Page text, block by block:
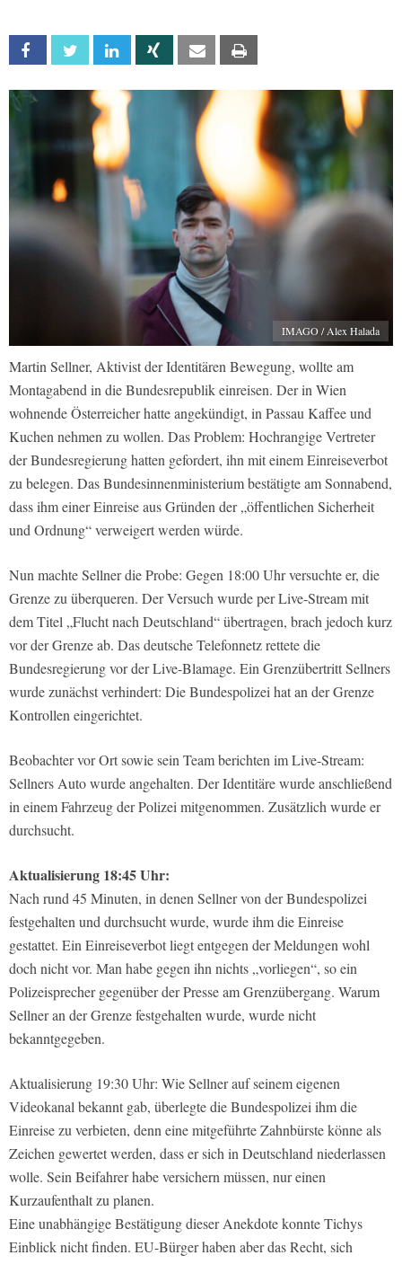
Facebook Twitter Linkedin Xing Email
IMAGO / Alex Halada
Martin Sellner, Aktivist der Identitären Bewegung, wollte am
Montagabend in die Bundesrepublik einreisen. Der in Wien
wohnende Österreicher hatte angekündigt, in Passau Kaffee und
Kuchen nehmen zu wollen. Das Problem: Hochrangige Vertreter
der Bundesregierung hatten gefordert, ihn mit einem Einreiseverbot
zu belegen. Das Bundesinnenministerium bestätigte am Sonnabend,
dass ihm einer Einreise aus Gründen der „öffentlichen Sicherheit
und Ordnung“ verweigert werden würde.
Nun machte Sellner die Probe: Gegen 18:00 Uhr versuchte er, die
Grenze zu überqueren. Der Versuch wurde per Live-Stream mit
dem Titel „Flucht nach Deutschland“ übertragen, brach jedoch kurz
vor der Grenze ab. Das deutsche Telefonnetz rettete die
Bundesregierung vor der Live-Blamage. Ein Grenzübertritt Sellners
wurde zunächst verhindert: Die Bundespolizei hat an der Grenze
Kontrollen eingerichtet.
Beobachter vor Ort sowie sein Team berichten im Live-Stream:
Sellners Auto wurde angehalten. Der Identitäre wurde anschließend
in einem Fahrzeug der Polizei mitgenommen. Zusätzlich wurde er
durchsucht.
Aktualisierung 18:45 Uhr:
Nach rund 45 Minuten, in denen Sellner von der Bundespolizei
festgehalten und durchsucht wurde, wurde ihm die Einreise
gestattet. Ein Einreiseverbot liegt entgegen der Meldungen wohl
doch nicht vor. Man habe gegen ihn nichts „vorliegen“, so ein
Polizeisprecher gegenüber der Presse am Grenzübergang. Warum
Sellner an der Grenze festgehalten wurde, wurde nicht
bekanntgegeben.
Aktualisierung 19:30 Uhr: Wie Sellner auf seinem eigenen
Videokanal bekannt gab, überlegte die Bundespolizei ihm die
Einreise zu verbieten, denn eine mitgeführte Zahnbürste könne als
Zeichen gewertet werden, dass er sich in Deutschland niederlassen
wolle. Sein Beifahrer habe versichern müssen, nur einen
Kurzaufenthalt zu planen.
Eine unabhängige Bestätigung dieser Anekdote konnte Tichys
Einblick nicht finden. EU-Bürger haben aber das Recht, sich